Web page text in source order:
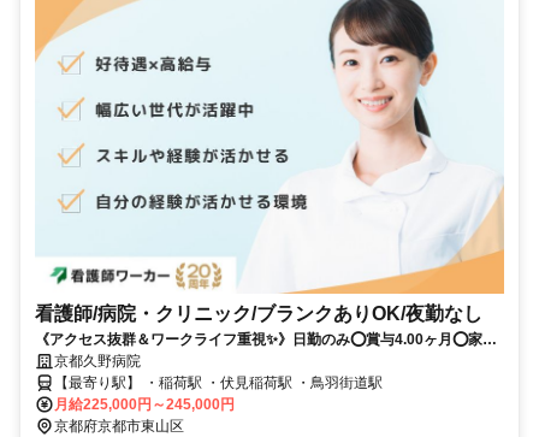
看護師/病院・クリニック/ブランクありOK/夜勤なし
《アクセス抜群＆ワークライフ重視✨》日勤のみ⭕賞与4.00ヶ月⭕家庭
と両立できる環境です⭐
京都久野病院
【最寄り駅】 ・稲荷駅 ・伏見稲荷駅 ・鳥羽街道駅
月給225,000円～245,000円
京都府京都市東山区